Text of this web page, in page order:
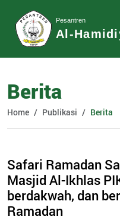
Pesantren
Al-
Berita
Home Publikasi Berita
Safari Ramadan
Masjid Al-Ikhlas
berdakwah, dan
Ramadan